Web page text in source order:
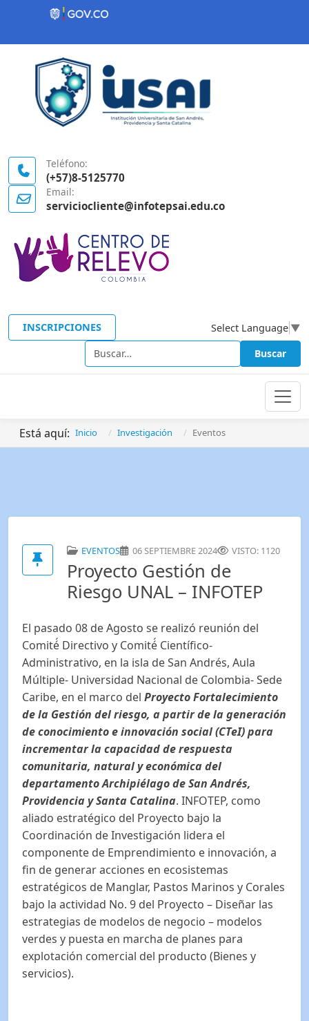
Contenido inicial
Teléfono:
(+57)8-5125770
Email:
serviciocliente@infotepsai.edu.co
INSCRIPCIONES Select Language ▼
Buscar Buscar
Está aquí: Inicio Investigación Eventos
EVENTOS 06 SEPTIEMBRE 2024 VISTO: 1120
Proyecto Gestión de
Riesgo UNAL – INFOTEP
El pasado 08 de Agosto se realizó reunión del
Comité́ Directivo y Comité́ Científico-
Administrativo, en la isla de San Andrés, Aula
Múltiple- Universidad Nacional de Colombia- Sede
Caribe, en el marco del Proyecto Fortalecimiento
de la Gestión del riesgo, a partir de la generación
de conocimiento e innovación social (CTeI) para
incrementar la capacidad de respuesta
comunitaria, natural y económica del
departamento Archipiélago de San Andrés,
Providencia y Santa Catalina. INFOTEP, como
aliado estratégico del Proyecto bajo la
Coordinación de Investigación lidera el
componente de Emprendimiento e innovación, a
fin de generar acciones en ecosistemas
estratégicos de Manglar, Pastos Marinos y Corales
bajo la actividad No. 9 del Proyecto – Diseñar las
estrategias de modelos de negocio – modelos
verdes y puesta en marcha de planes para
explotación comercial del producto (Bienes y
servicios).